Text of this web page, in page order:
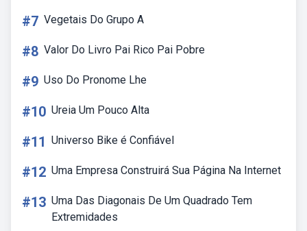
#7 Vegetais Do Grupo A
#8 Valor Do Livro Pai Rico Pai Pobre
#9 Uso Do Pronome Lhe
#10 Ureia Um Pouco Alta
#11 Universo Bike é Confiável
#12 Uma Empresa Construirá Sua Página Na Internet
#13 Uma Das Diagonais De Um Quadrado Tem
Extremidades